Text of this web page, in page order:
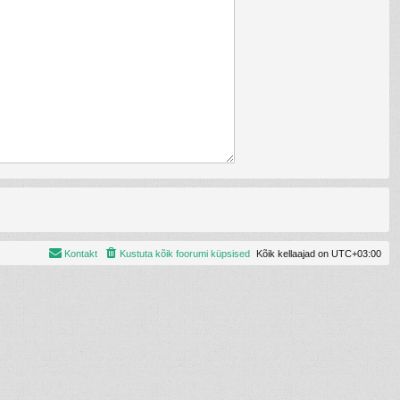
Kõik kellaajad on UTC+03:00
Kustuta kõik foorumi küpsised
Kontakt